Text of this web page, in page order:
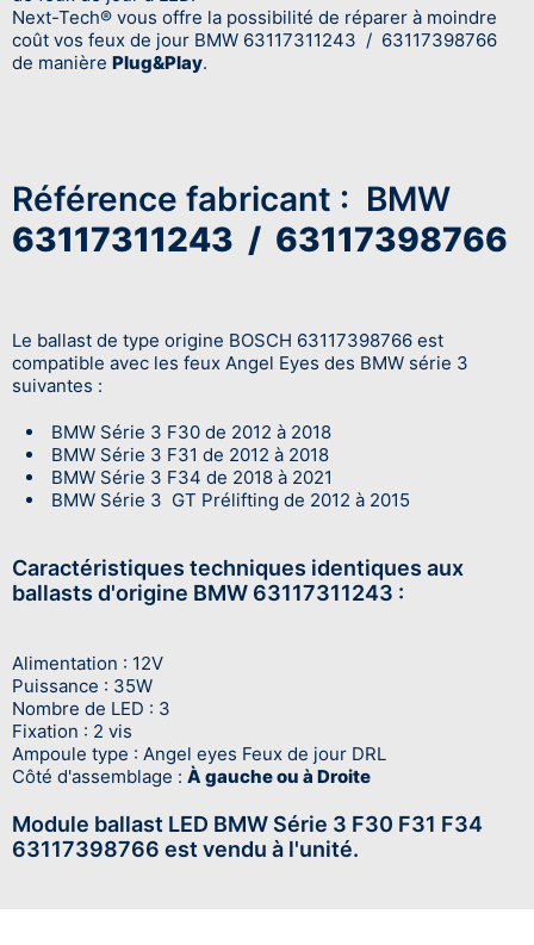
Next-Tech® vous offre la possibilité de réparer à moindre
coût vos feux de jour BMW 63117311243 / 63117398766
de manière Plug&Play.
Référence fabricant : BMW
63117311243 / 63117398766
Le ballast de type origine BOSCH 63117398766 est
compatible avec les feux Angel Eyes des BMW série 3
suivantes :
BMW Série 3 F30 de 2012 à 2018
BMW Série 3 F31 de 2012 à 2018
BMW Série 3 F34 de 2018 à 2021
BMW Série 3 GT Prélifting de 2012 à 2015
Caractéristiques techniques identiques aux
ballasts d'origine BMW 63117311243 :
Alimentation : 12V
Puissance : 35W
Nombre de LED : 3
Fixation : 2 vis
Ampoule type : Angel eyes Feux de jour DRL
Côté d'assemblage : À gauche ou à Droite
Module ballast LED BMW Série 3 F30 F31 F34
63117398766 est vendu à l'unité.